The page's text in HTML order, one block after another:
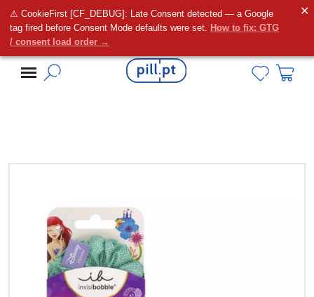
⚠ CookieFirst [CF_DEBUG]: Late Consent detected — a Google
tag fired before Consent Mode defaults were set. How to fix: GTG
/ consent load order →
✕
Alguma dúvida?